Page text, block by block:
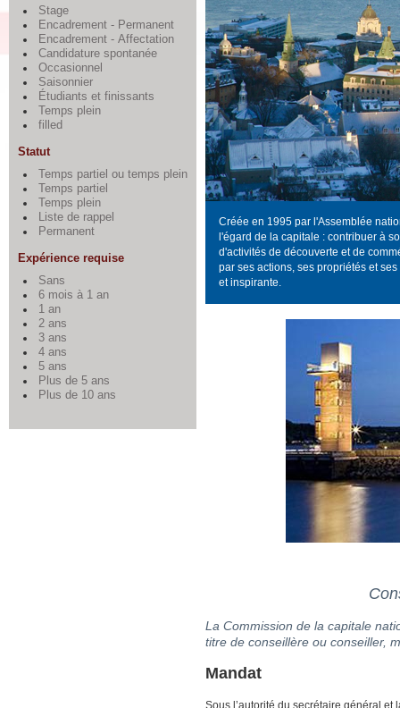
Stage
Encadrement - Permanent
Encadrement - Affectation
Candidature spontanée
Occasionnel
Saisonnier
Étudiants et finissants
Temps plein
filled
Statut
Temps partiel ou temps plein
Temps partiel
Temps plein
Liste de rappel
Permanent
Expérience requise
Sans
6 mois à 1 an
1 an
2 ans
3 ans
4 ans
5 ans
Plus de 5 ans
Plus de 10 ans
Créée en 1995 par l'Assemblée
l'égard de la capitale : contribuer à
d'activités de découverte et de
par ses actions, ses propriétés et
et inspirante.
La Commission de la capitale
titre de conseillère ou conseiller,
Mandat
Sous l’autorité du secrétaire général